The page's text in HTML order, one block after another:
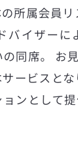
所属会員
バイザーに
の同席。 お
ービスと
ンとして